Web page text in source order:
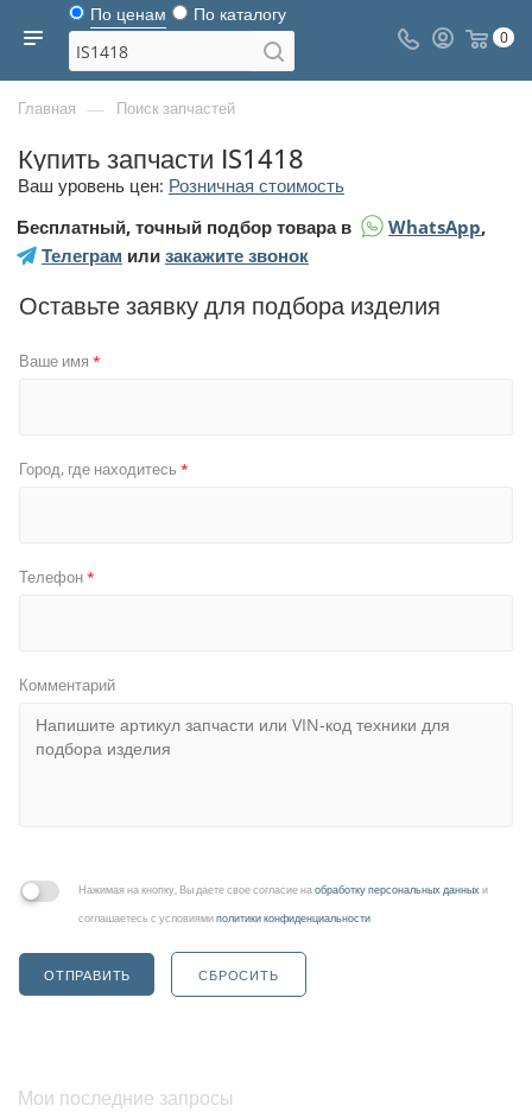
По ценам По каталогу
0
Главная — Поиск запчастей
Купить запчасти IS1418
Ваш уровень цен: Розничная стоимость
Бесплатный, точный подбор товара в
WhatsApp,
Телеграм или закажите звонок
Оставьте заявку для подбора изделия
Ваше имя *
Город, где находитесь *
Телефон*
Комментарий
Нажимая на кнопку, Вы даете свое согласие наобработку персональных данныхи
соглашаетесь с условиямиполитики конфиденциальности
ОТПРАВИТЬ СБРОСИТЬ
Мои последние запросы